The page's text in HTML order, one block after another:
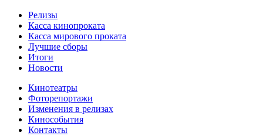
Релизы
Касса кинопроката
Касса мирового проката
Лучшие сборы
Итоги
Новости
Кинотеатры
Фоторепортажи
Изменения в релизах
Кинособытия
Контакты